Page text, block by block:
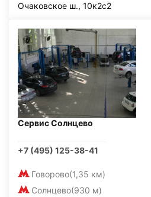
Очаковское ш., 10к2с2
Сервис Солнцево
+7 (495) 125-38-41
Говорово(1,35 км)
Солнцево(930 м)